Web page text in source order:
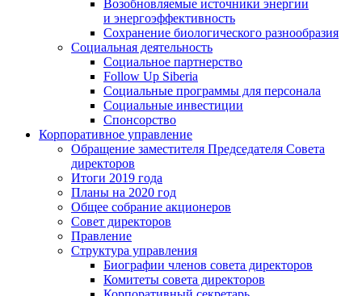
Возобновляемые источники энергии
и энергоэффективность
Сохранение биологического разнообразия
Социальная деятельность
Социальное партнерство
Follow Up Siberia
Социальные программы для персонала
Социальные инвестиции
Спонсорство
Корпоративное управление
Обращение заместителя Председателя Совета
директоров
Итоги 2019 года
Планы на 2020 год
Общее собрание акционеров
Совет директоров
Правление
Структура управления
Биографии членов совета директоров
Комитеты совета директоров